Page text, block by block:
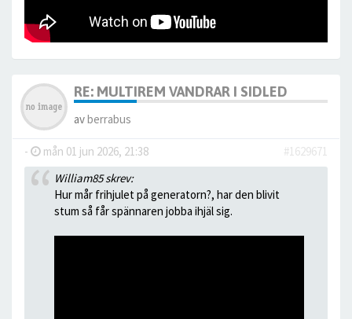
RE: MULTIREM VANDRAR I SIDLED
avberrabus
- mån 01 jun 2026, 21:38
#1629671
William85 skrev:
Hur mår frihjulet på generatorn?, har den blivit
stum så får spännaren jobba ihjäl sig.